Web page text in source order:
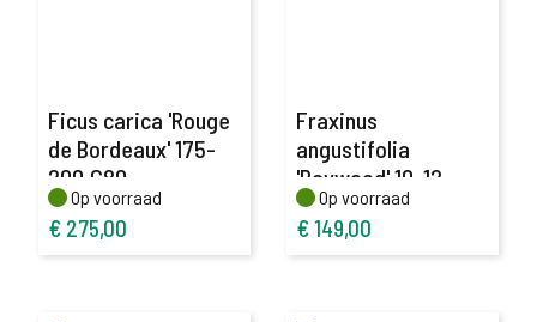
Ficus carica 'Rouge
de Bordeaux' 175-
200,C80
Op voorraad
Op voorraad
€ 275,00
Fraxinus
angustifolia
'Raywood' 10-12
Op voorraad
Op voorraad
€ 149,00